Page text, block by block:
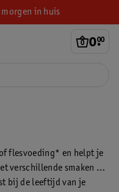
in huis
0.
00
flesvoeding* en helpt je
verschillende smaken en
bij de leeftijd van je